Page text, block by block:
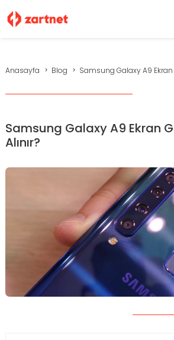
Anasayfa Blog Samsung Galaxy A9 Ekran
Samsung Galaxy A9 Ekran
Alınır?